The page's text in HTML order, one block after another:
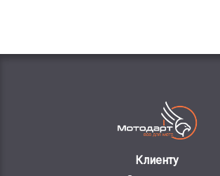
Клиенту